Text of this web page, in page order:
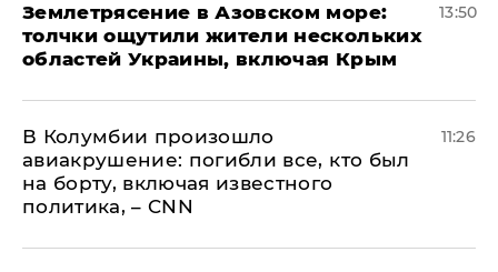
Землетрясение в Азовском море:
толчки ощутили жители нескольких
областей Украины, включая Крым
13:50
В Колумбии произошло
авиакрушение: погибли все, кто был
на борту, включая известного
политика, – CNN
11:26